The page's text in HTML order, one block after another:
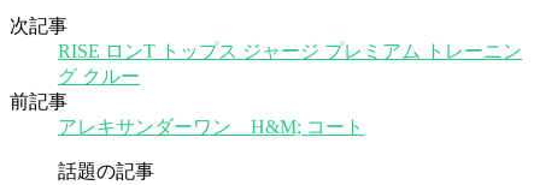
次記事
RISE ロンT トップス ジャージ プレミアム トレーニン
グ クルー
前記事
アレキサンダーワン H&M; コート
話題の記事